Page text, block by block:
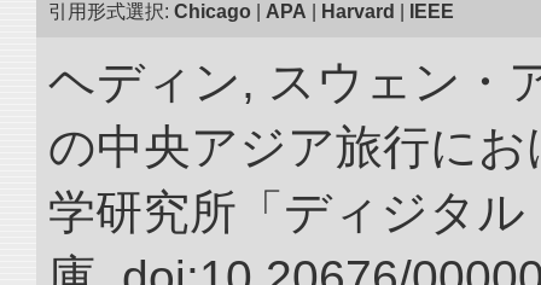
引用形式選択: Chicago APA Harvard IEEE
ヘディン, スウェン・
の中央アジア旅行にお
学研究所「ディジタ